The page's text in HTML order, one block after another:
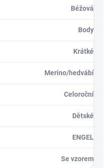
Béžová
Body
Krátké
Merino/hedvábí
Celoroční
Dětské
ENGEL
Se vzorem